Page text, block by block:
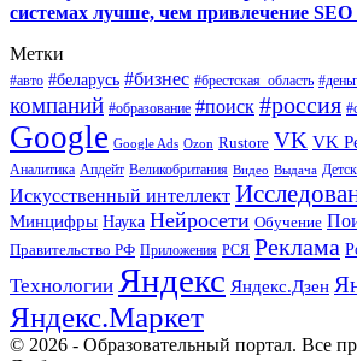
системах лучше, чем привлечение SEO
Метки
#авто #беларусь #бизнес #брестская_область
компаний #образование #поиск #россия
Google Google Ads Ozon Rustore VK VK
Аналитика Апдейт Великобритания Видео Выдача
Искусственный интеллект
Минцифры Наука Нейросети Обучение
Правительство РФ Приложения РСЯ Реклама
Технологии Яндекс Яндекс.Дзен
Яндекс.Маркет
© 2026 - Образовательный портал. Все